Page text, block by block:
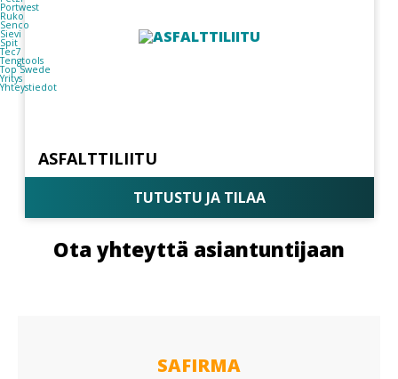
Portwest
Ruko
Senco
Sievi
Spit
Tec7
Tengtools
Top Swede
Yritys
Yhteystiedot
ASFALTTILIITU
TUTUSTU JA TILAA
Ota yhteyttä asiantuntijaan
SAFIRMA